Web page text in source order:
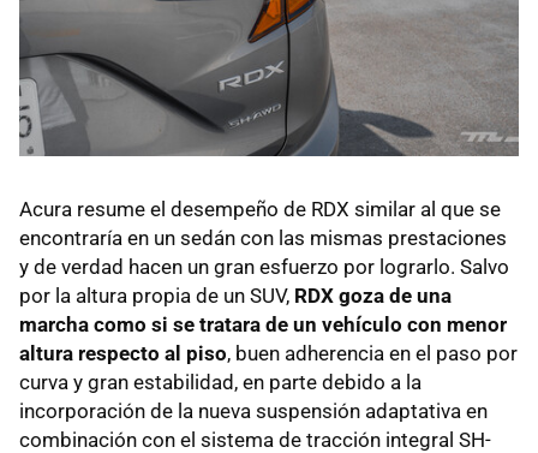
Acura resume el desempeño de RDX similar al que se
encontraría en un sedán con las mismas prestaciones
y de verdad hacen un gran esfuerzo por lograrlo. Salvo
por la altura propia de un SUV, RDX goza de una
marcha como si se tratara de un vehículo con menor
altura respecto al piso, buen adherencia en el paso por
curva y gran estabilidad, en parte debido a la
incorporación de la nueva suspensión adaptativa en
combinación con el sistema de tracción integral SH-